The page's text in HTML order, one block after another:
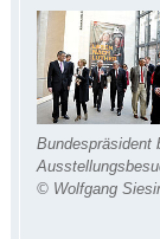
Bundespräsident
© Wolfgang